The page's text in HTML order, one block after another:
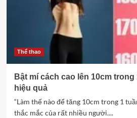
thường
Thể thao
Bật mí cách cao lên 10cm
hiệu quả
“Làm thế nào để tăng 10cm trong 1
thắc mắc của rất nhiều người....